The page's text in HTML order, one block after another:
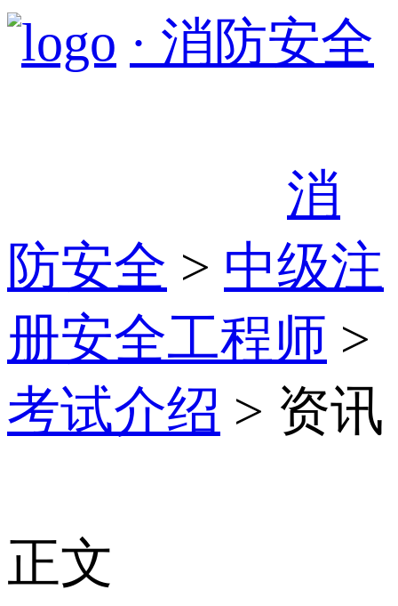
· 消防安全
消
防安全 > 中级注
册安全工程师 >
考试介绍 > 资讯
正文